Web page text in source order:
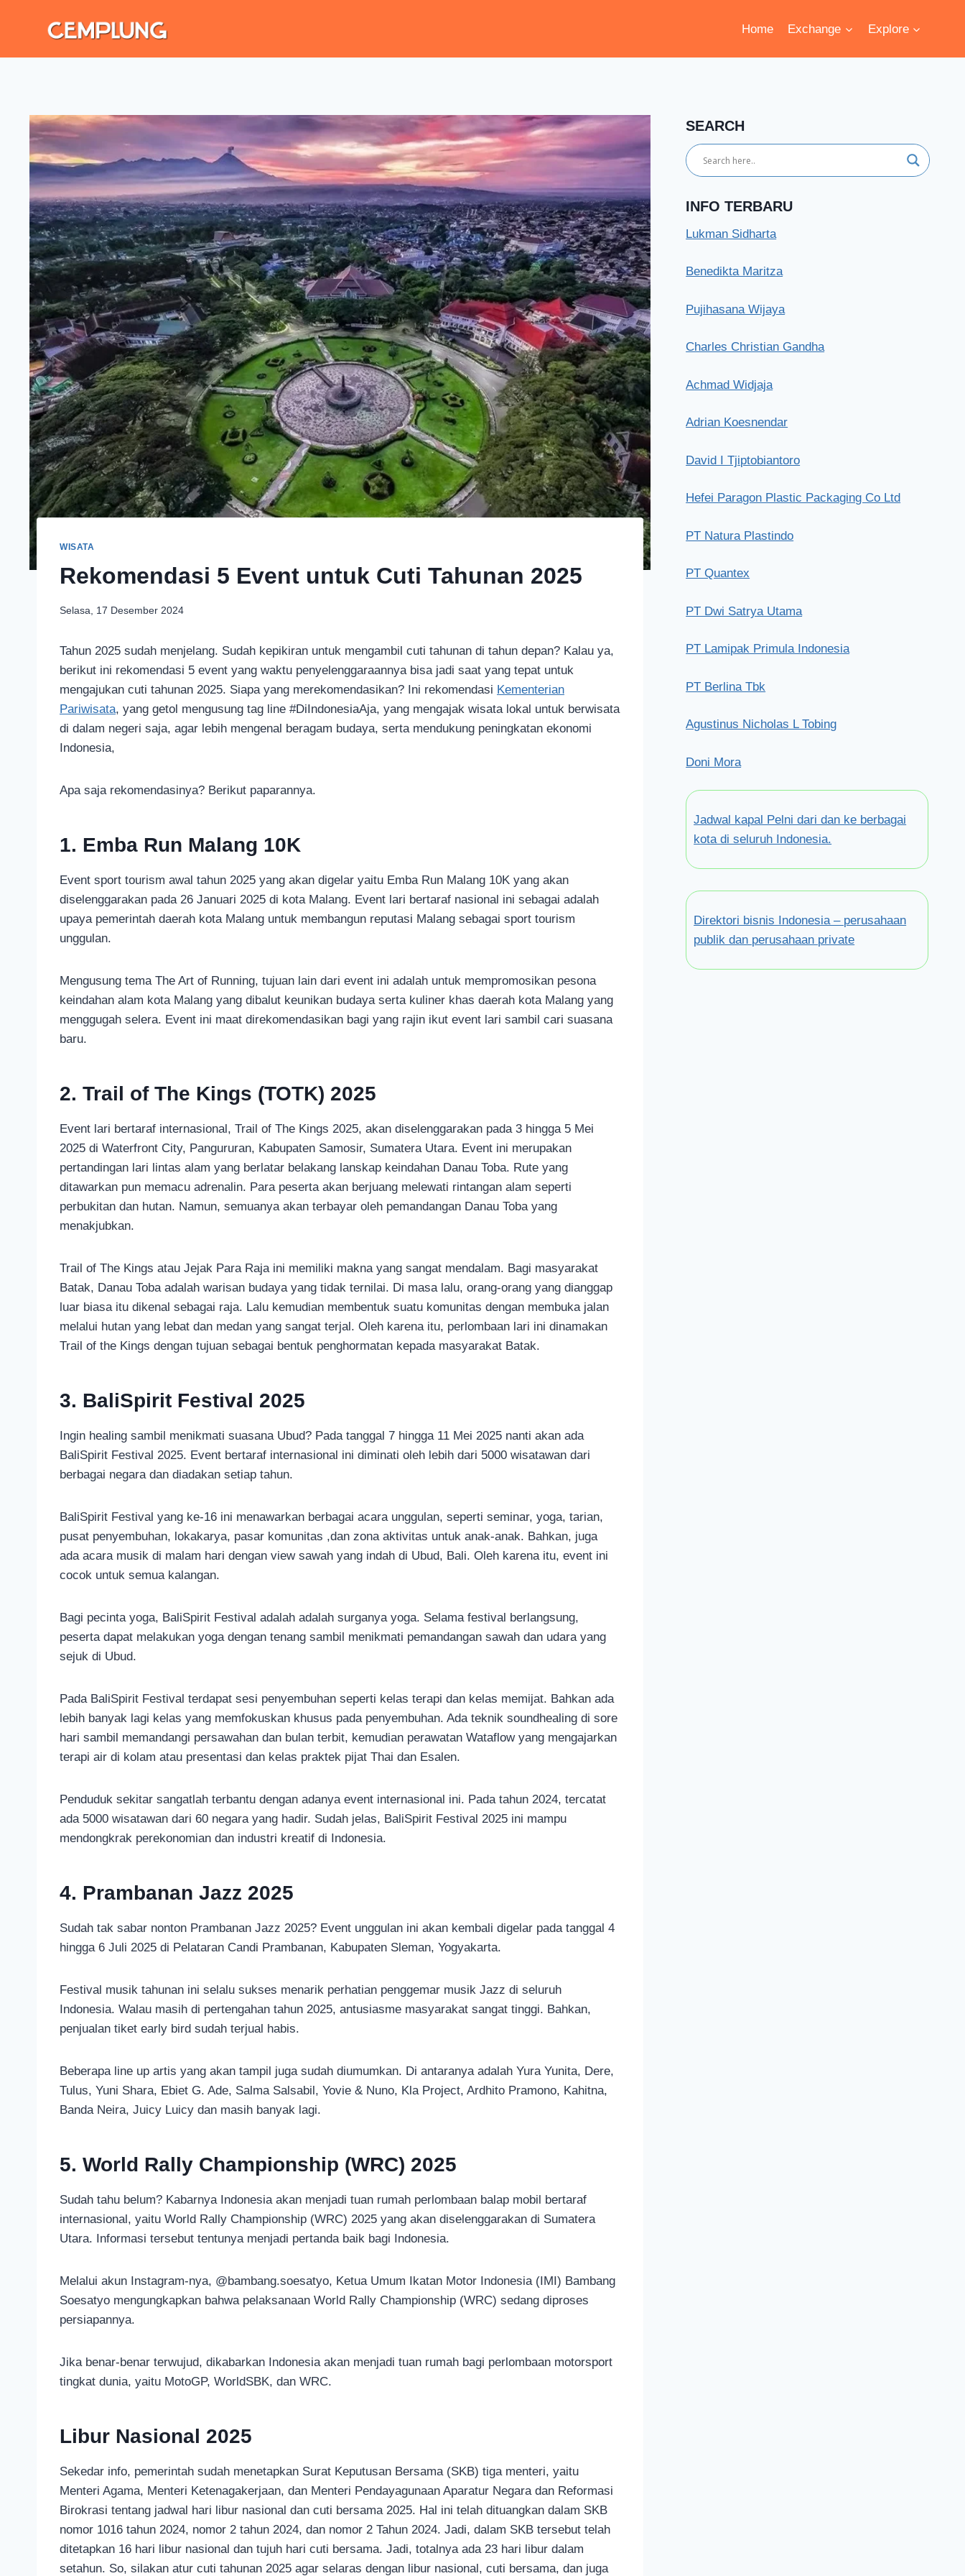
Home Exchange Explore
WISATA
Rekomendasi 5 Event untuk Cuti Tahunan 2025
Selasa, 17 Desember 2024
Tahun 2025 sudah menjelang. Sudah kepikiran untuk mengambil cuti tahunan di tahun depan? Kalau ya,
berikut ini rekomendasi 5 event yang waktu penyelenggaraannya bisa jadi saat yang tepat untuk
mengajukan cuti tahunan 2025. Siapa yang merekomendasikan? Ini rekomendasi Kementerian
Pariwisata, yang getol mengusung tag line #DiIndonesiaAja, yang mengajak wisata lokal untuk berwisata
di dalam negeri saja, agar lebih mengenal beragam budaya, serta mendukung peningkatan ekonomi
Indonesia,
Apa saja rekomendasinya? Berikut paparannya.
1. Emba Run Malang 10K
Event sport tourism awal tahun 2025 yang akan digelar yaitu Emba Run Malang 10K yang akan
diselenggarakan pada 26 Januari 2025 di kota Malang. Event lari bertaraf nasional ini sebagai adalah
upaya pemerintah daerah kota Malang untuk membangun reputasi Malang sebagai sport tourism
unggulan.
Mengusung tema The Art of Running, tujuan lain dari event ini adalah untuk mempromosikan pesona
keindahan alam kota Malang yang dibalut keunikan budaya serta kuliner khas daerah kota Malang yang
menggugah selera. Event ini maat direkomendasikan bagi yang rajin ikut event lari sambil cari suasana
baru.
2. Trail of The Kings (TOTK) 2025
Event lari bertaraf internasional, Trail of The Kings 2025, akan diselenggarakan pada 3 hingga 5 Mei
2025 di Waterfront City, Pangururan, Kabupaten Samosir, Sumatera Utara. Event ini merupakan
pertandingan lari lintas alam yang berlatar belakang lanskap keindahan Danau Toba. Rute yang
ditawarkan pun memacu adrenalin. Para peserta akan berjuang melewati rintangan alam seperti
perbukitan dan hutan. Namun, semuanya akan terbayar oleh pemandangan Danau Toba yang
menakjubkan.
Trail of The Kings atau Jejak Para Raja ini memiliki makna yang sangat mendalam. Bagi masyarakat
Batak, Danau Toba adalah warisan budaya yang tidak ternilai. Di masa lalu, orang-orang yang dianggap
luar biasa itu dikenal sebagai raja. Lalu kemudian membentuk suatu komunitas dengan membuka jalan
melalui hutan yang lebat dan medan yang sangat terjal. Oleh karena itu, perlombaan lari ini dinamakan
Trail of the Kings dengan tujuan sebagai bentuk penghormatan kepada masyarakat Batak.
3. BaliSpirit Festival 2025
Ingin healing sambil menikmati suasana Ubud? Pada tanggal 7 hingga 11 Mei 2025 nanti akan ada
BaliSpirit Festival 2025. Event bertaraf internasional ini diminati oleh lebih dari 5000 wisatawan dari
berbagai negara dan diadakan setiap tahun.
BaliSpirit Festival yang ke-16 ini menawarkan berbagai acara unggulan, seperti seminar, yoga, tarian,
pusat penyembuhan, lokakarya, pasar komunitas ,dan zona aktivitas untuk anak-anak. Bahkan, juga
ada acara musik di malam hari dengan view sawah yang indah di Ubud, Bali. Oleh karena itu, event ini
cocok untuk semua kalangan.
Bagi pecinta yoga, BaliSpirit Festival adalah adalah surganya yoga. Selama festival berlangsung,
peserta dapat melakukan yoga dengan tenang sambil menikmati pemandangan sawah dan udara yang
sejuk di Ubud.
Pada BaliSpirit Festival terdapat sesi penyembuhan seperti kelas terapi dan kelas memijat. Bahkan ada
lebih banyak lagi kelas yang memfokuskan khusus pada penyembuhan. Ada teknik soundhealing di sore
hari sambil memandangi persawahan dan bulan terbit, kemudian perawatan Wataflow yang mengajarkan
terapi air di kolam atau presentasi dan kelas praktek pijat Thai dan Esalen.
Penduduk sekitar sangatlah terbantu dengan adanya event internasional ini. Pada tahun 2024, tercatat
ada 5000 wisatawan dari 60 negara yang hadir. Sudah jelas, BaliSpirit Festival 2025 ini mampu
mendongkrak perekonomian dan industri kreatif di Indonesia.
4. Prambanan Jazz 2025
Sudah tak sabar nonton Prambanan Jazz 2025? Event unggulan ini akan kembali digelar pada tanggal 4
hingga 6 Juli 2025 di Pelataran Candi Prambanan, Kabupaten Sleman, Yogyakarta.
Festival musik tahunan ini selalu sukses menarik perhatian penggemar musik Jazz di seluruh
Indonesia. Walau masih di pertengahan tahun 2025, antusiasme masyarakat sangat tinggi. Bahkan,
penjualan tiket early bird sudah terjual habis.
Beberapa line up artis yang akan tampil juga sudah diumumkan. Di antaranya adalah Yura Yunita, Dere,
Tulus, Yuni Shara, Ebiet G. Ade, Salma Salsabil, Yovie & Nuno, Kla Project, Ardhito Pramono, Kahitna,
Banda Neira, Juicy Luicy dan masih banyak lagi.
5. World Rally Championship (WRC) 2025
Sudah tahu belum? Kabarnya Indonesia akan menjadi tuan rumah perlombaan balap mobil bertaraf
internasional, yaitu World Rally Championship (WRC) 2025 yang akan diselenggarakan di Sumatera
Utara. Informasi tersebut tentunya menjadi pertanda baik bagi Indonesia.
Melalui akun Instagram-nya, @bambang.soesatyo, Ketua Umum Ikatan Motor Indonesia (IMI) Bambang
Soesatyo mengungkapkan bahwa pelaksanaan World Rally Championship (WRC) sedang diproses
persiapannya.
Jika benar-benar terwujud, dikabarkan Indonesia akan menjadi tuan rumah bagi perlombaan motorsport
tingkat dunia, yaitu MotoGP, WorldSBK, dan WRC.
Libur Nasional 2025
Sekedar info, pemerintah sudah menetapkan Surat Keputusan Bersama (SKB) tiga menteri, yaitu
Menteri Agama, Menteri Ketenagakerjaan, dan Menteri Pendayagunaan Aparatur Negara dan Reformasi
Birokrasi tentang jadwal hari libur nasional dan cuti bersama 2025. Hal ini telah dituangkan dalam SKB
nomor 1016 tahun 2024, nomor 2 tahun 2024, dan nomor 2 Tahun 2024. Jadi, dalam SKB tersebut telah
ditetapkan 16 hari libur nasional dan tujuh hari cuti bersama. Jadi, totalnya ada 23 hari libur dalam
setahun. So, silakan atur cuti tahunan 2025 agar selaras dengan libur nasional, cuti bersama, dan juga
SEARCH
INFO TERBARU
Lukman Sidharta
Benedikta Maritza
Pujihasana Wijaya
Charles Christian Gandha
Achmad Widjaja
Adrian Koesnendar
David I Tjiptobiantoro
Hefei Paragon Plastic Packaging Co Ltd
PT Natura Plastindo
PT Quantex
PT Dwi Satrya Utama
PT Lamipak Primula Indonesia
PT Berlina Tbk
Agustinus Nicholas L Tobing
Doni Mora
Jadwal kapal Pelni dari dan ke berbagai
kota di seluruh Indonesia.
Direktori bisnis Indonesia – perusahaan
publik dan perusahaan private